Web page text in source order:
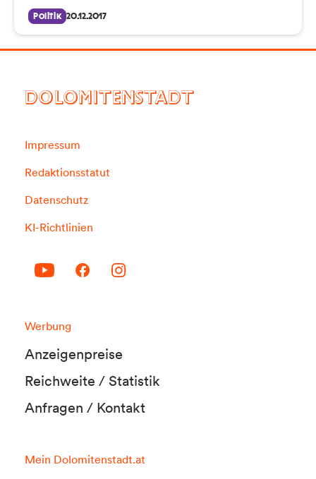
Politik 20.12.2017
DOLOMITENSTADT
Impressum
Redaktionsstatut
Datenschutz
KI-Richtlinien
Werbung
Anzeigenpreise
Reichweite / Statistik
Anfragen / Kontakt
Mein Dolomitenstadt.at